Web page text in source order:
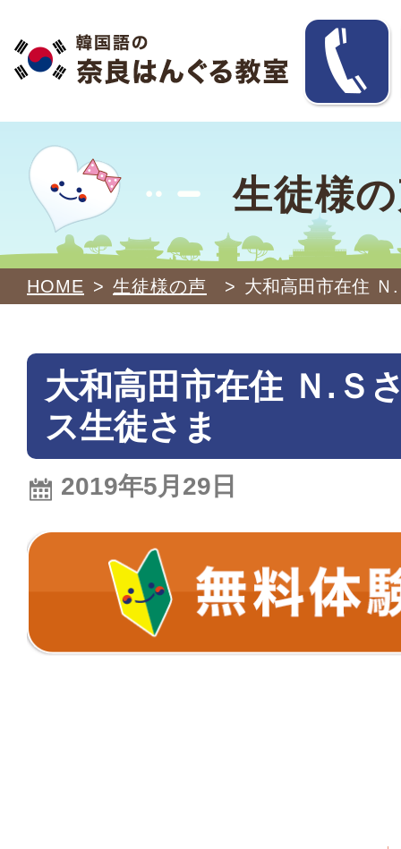
生徒様
HOME > 生徒様の声 > 大和高田市在住 Ｎ
大和高田市在住 Ｎ.Ｓ
ス生徒さま
2019年5月29日